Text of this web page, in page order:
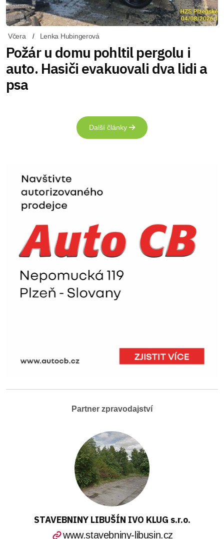
Včera Lenka Hubingerová
Požár u domu pohltil pergolu i
auto. Hasiči evakuovali dva lidi a
psa
Další články
Partner zpravodajství
STAVEBNINY LIBUŠÍN IVO KLUG s.r.o.
www.stavebniny-libusin.cz